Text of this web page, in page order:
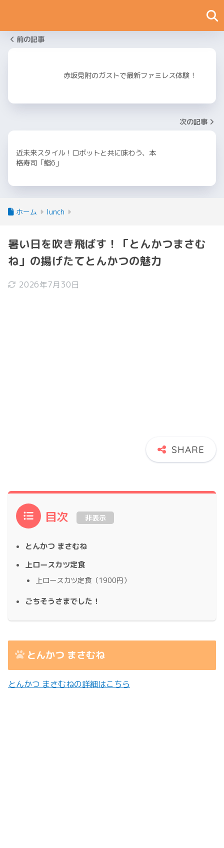
前の記事
赤坂見附のガストで最新ファミレス体験！
次の記事
近未来スタイル！ロボットと共に味わう、本
格寿司「鮨6」
ホーム lunch
暑い日を吹き飛ばす！「とんかつまさむ
ね」の揚げたてとんかつの魅力
2026年7月30日
目次 非表示
とんかつ まさむね
上ロースカツ定食
上ロースカツ定食（1900円）
ごちそうさまでした！
とんかつ まさむね
とんかつ まさむねの詳細はこちら